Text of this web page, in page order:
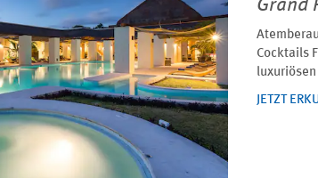
Grand
Cocktails
JETZT